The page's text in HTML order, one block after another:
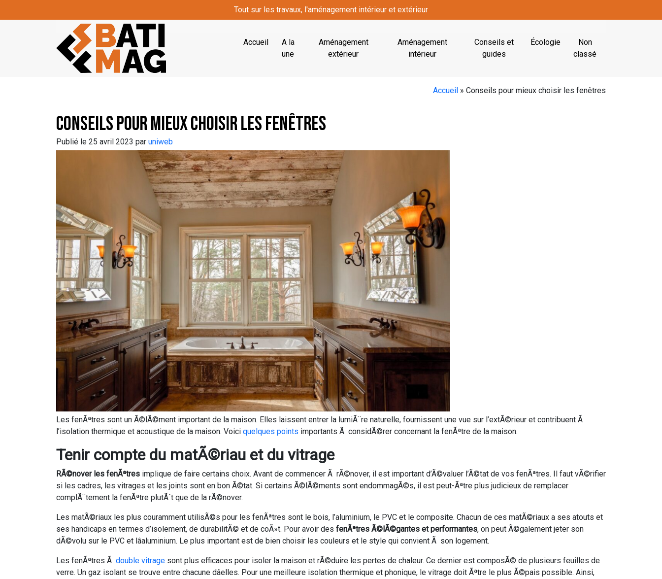
Tout sur les travaux, l'aménagement intérieur et extérieur
Accueil
A la
une
Aménagement
extérieur
Aménagement
intérieur
Conseils et
guides
Écologie
Non
classé
Accueil » Conseils pour mieux choisir les fenêtres
Conseils pour mieux choisir les fenêtres
Publié le 25 avril 2023 par uniweb
Les fenÃªtres sont un Ã©lÃ©ment important de la maison. Elles laissent entrer la lumiÃ¨re naturelle, fournissent une vue sur l’extÃ©rieur et contribuent Ã
l’isolation thermique et acoustique de la maison. Voici quelques points importants Ã considÃ©rer concernant la fenÃªtre de la maison.
Tenir compte du matÃ©riau et du vitrage
RÃ©nover les fenÃªtres implique de faire certains choix. Avant de commencer Ã rÃ©nover, il est important d’Ã©valuer l’Ã©tat de vos fenÃªtres. Il faut vÃ©rifier
si les cadres, les vitrages et les joints sont en bon Ã©tat. Si certains Ã©lÃ©ments sont endommagÃ©s, il est peut-Ãªtre plus judicieux de remplacer
complÃ¨tement la fenÃªtre plutÃ´t que de la rÃ©nover.
Les matÃ©riaux les plus couramment utilisÃ©s pour les fenÃªtres sont le bois, l’aluminium, le PVC et le composite. Chacun de ces matÃ©riaux a ses atouts et
ses handicaps en termes d’isolement, de durabilitÃ© et de coÃ»t. Pour avoir des fenÃªtres Ã©lÃ©gantes et performantes, on peut Ã©galement jeter son
dÃ©volu sur le PVC et lâaluminium. Le plus important est de bien choisir les couleurs et le style qui convient Ã son logement.
Les fenÃªtres Ã double vitrage sont plus efficaces pour isoler la maison et rÃ©duire les pertes de chaleur. Ce dernier est composÃ© de plusieurs feuilles de
verre. Un gaz isolant se trouve entre chacune dâelles. Pour une meilleure isolation thermique et phonique, le vitrage doit Ãªtre le plus Ã©pais possible. Ainsi,